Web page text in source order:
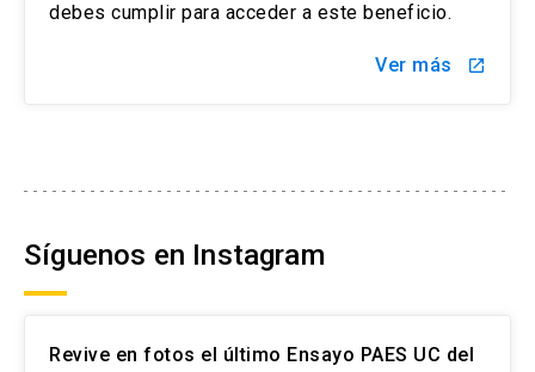
debes cumplir para acceder a este beneficio.
Ver más launch
Síguenos en Instagram
Revive en fotos el último Ensayo PAES UC del